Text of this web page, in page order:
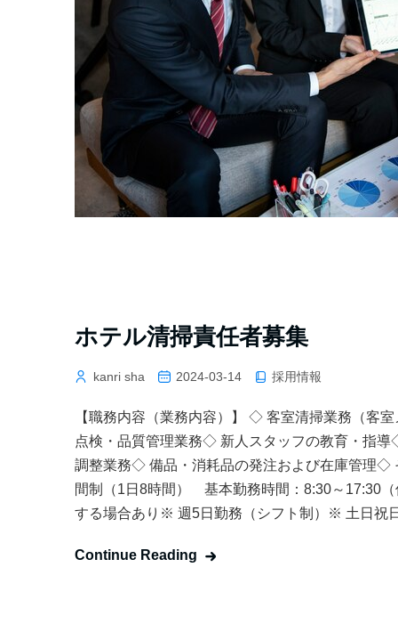
ホテル清掃責任者募集
kanri sha 2024-03-14 採用情報
【職務内容（業務内容）】 ◇ 客室清掃業務（客
点検・品質管理業務◇ 新人スタッフの教育・指
調整業務◇ 備品・消耗品の発注および在庫管理◇
間制（1日8時間） 基本勤務時間：8:30～17:30
する場合あり※ 週5日勤務（シフト制）※ 土日祝
Continue Reading